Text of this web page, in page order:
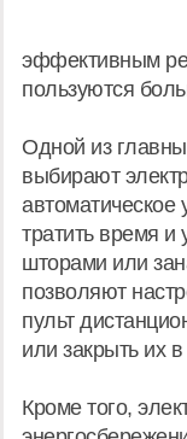
эффективным
пользуются
Одной из
выбирают
автоматическое
тратить время и
шторами или
позволяют
пульт
или закрыть их
Кроме того,